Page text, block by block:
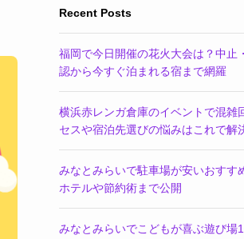
Recent Posts
福岡で今日開催の花火大会は？中止
認から今すぐ泊まれる宿まで網羅
横浜赤レンガ倉庫のイベントで混雑
セスや宿泊先選びの悩みはこれで解
みなとみらいで駐車場が安いおすす
ホテルや節約術まで公開
みなとみらいでこどもが喜ぶ遊び場